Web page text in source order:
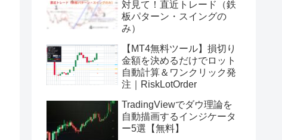
対見て！直近トレード（鉄
板パターン・スイングの
み）
【MT4無料ツール】損切り
金額を決めるだけでロット
自動計算＆ワンクリック発
注｜RiskLotOrder
TradingViewでダウ理論を
自動描画するインジケータ
ー5選【無料】